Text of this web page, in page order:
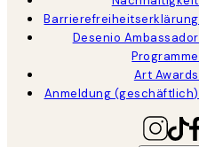
Barrierefreiheitserklärung
Desenio Ambassador
Programme
Art Awards
Anmeldung (geschäftlich)